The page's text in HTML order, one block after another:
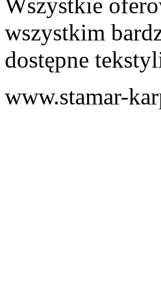
Wszystkie
wszystkim
dostępne
www.stamar-